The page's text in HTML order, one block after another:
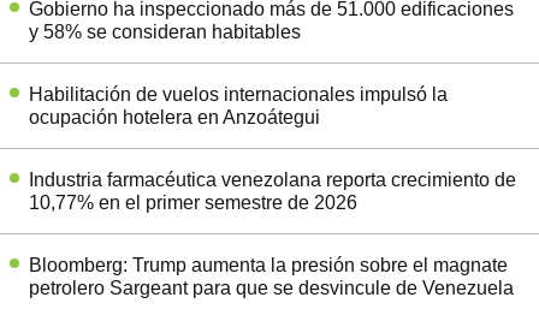
Gobierno ha inspeccionado más de 51.000 edificaciones
y 58% se consideran habitables
Habilitación de vuelos internacionales impulsó la
ocupación hotelera en Anzoátegui
Industria farmacéutica venezolana reporta crecimiento de
10,77% en el primer semestre de 2026
Bloomberg: Trump aumenta la presión sobre el magnate
petrolero Sargeant para que se desvincule de Venezuela